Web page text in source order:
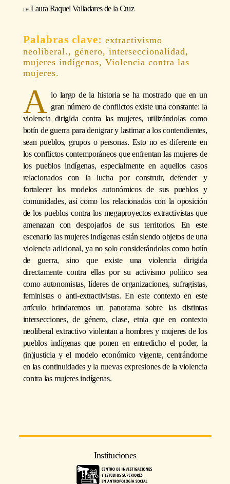
Laura Raquel Valladares de la Cruz
extractivismo
neoliberal., género, interseccionalidad,
mujeres indígenas, Violencia contra las
mujeres.
A lo largo de la historia se ha mostrado que en un
gran número de conflictos existe una constante: la
violencia dirigida contra las mujeres, utilizándolas como
botín de guerra para denigrar y lastimar a los contendientes,
sean pueblos, grupos o personas. Esto no es diferente en
los conflictos contemporáneos que enfrentan las mujeres de
los pueblos indígenas, especialmente en aquellos casos
relacionados con la lucha por construir, defender y
fortalecer los modelos autonómicos de sus pueblos y
comunidades, así como los relacionados con la oposición
de los pueblos contra los megaproyectos extractivistas que
amenazan con despojarlos de sus territorios. En este
escenario las mujeres indígenas están siendo objetos de una
violencia adicional, ya no solo considerándolas como botín
de guerra, sino que existe una violencia dirigida
directamente contra ellas por su activismo político sea
como autonomistas, líderes de organizaciones, sufragistas,
feministas o anti-extractivistas. En este contexto en este
artículo brindaremos un panorama sobre las distintas
intersecciones, de género, clase, etnia que en contexto
neoliberal extractivo violentan a hombres y mujeres de los
pueblos indígenas que ponen en entredicho el poder, la
(in)justicia y el modelo económico vigente, centrándome
en las continuidades y la nuevas expresiones de la violencia
contra las mujeres indígenas.
Instituciones